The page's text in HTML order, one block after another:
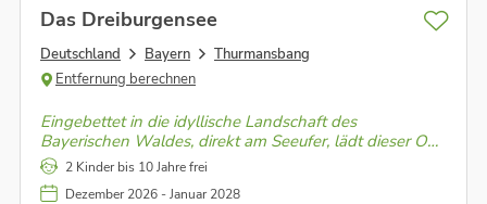
Das Dreiburgensee
Deutschland Bayern
Thurmansbang
Entfernung berechnen
Eingebettet in die idyllische Landschaft des
Bayerischen Waldes, direkt am Seeufer, lädt dieser Ort
zum Entspannen, Genießen und Entdecken ein – ein
Rückzugsort für unvergessliche Momente.
2 Kinder bis 10 Jahre frei
Dezember 2026 - Januar 2028